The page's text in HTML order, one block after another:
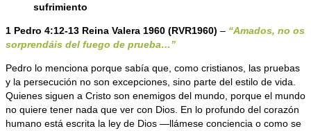
sufrimiento
1 Pedro 4:12-13 Reina Valera 1960 (RVR1960) – “Amados, no os
sorprendáis del fuego de prueba…”
Pedro lo menciona porque sabía que, como cristianos, las pruebas
y la persecución no son excepciones, sino parte del estilo de vida.
Quienes siguen a Cristo son enemigos del mundo, porque el mundo
no quiere tener nada que ver con Dios. En lo profundo del corazón
humano está escrita la ley de Dios —llámese conciencia o como se